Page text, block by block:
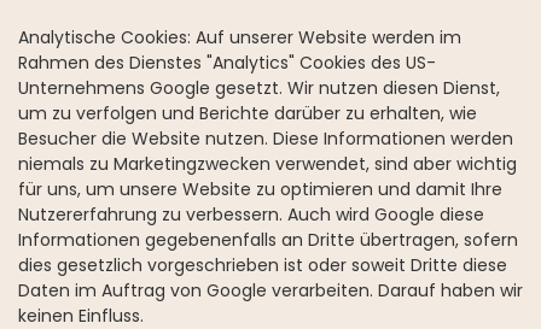
Analytische Cookies: Auf unserer Website werden im
Rahmen des Dienstes "Analytics" Cookies des US-
Unternehmens Google gesetzt. Wir nutzen diesen Dienst,
um zu verfolgen und Berichte darüber zu erhalten, wie
Besucher die Website nutzen. Diese Informationen werden
niemals zu Marketingzwecken verwendet, sind aber wichtig
für uns, um unsere Website zu optimieren und damit Ihre
Nutzererfahrung zu verbessern. Auch wird Google diese
Informationen gegebenenfalls an Dritte übertragen, sofern
dies gesetzlich vorgeschrieben ist oder soweit Dritte diese
Daten im Auftrag von Google verarbeiten. Darauf haben wir
keinen Einfluss.